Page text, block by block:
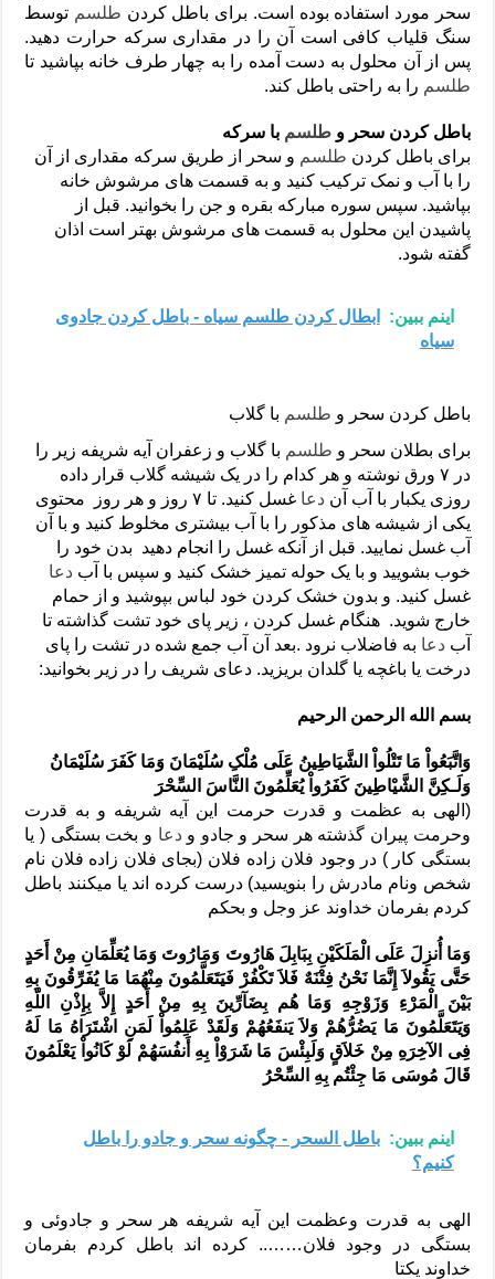
سحر مورد استفاده بوده است. برای باطل کردن طلسم توسط
سنگ قلیاب کافی است آن را در مقداری سرکه حرارت دهید.
پس از آن محلول به دست آمده را به چهار طرف خانه بپاشید تا
طلسم را به راحتی باطل کند.
باطل کردن سحر وطلسم با سرکه
برای باطل کردن طلسم و سحر از طریق سرکه مقداری از آن
را با آب و نمک ترکیب کنید و به قسمت های مرشوش خانه
بپاشید. سپس سوره مبارکه بقره و جن را بخوانید. قبل از
پاشیدن این محلول به قسمت های مرشوش بهتر است اذان
گفته شود.
اینم ببین:
ابطال کردن طلسم سیاه - باطل کردن جادوی
سیاه
باطل کردن سحر و طلسم با گلاب
برای بطلان سحر و طلسم با گلاب و زعفران آیه شریفه زیر را
در ۷ ورق نوشته و هر کدام را در یک شیشه گلاب قرار داده
روزی یکبار با آب آندعا
غسل کنید. تا ۷ روز و هر روز محتوی
یکی از شیشه های مذکور را با آب بیشتری مخلوط کنید و با آن
آب غسل نمایید. قبل از آنکه غسل را انجام دهید بدن خود را
خوب بشویید و با یک حوله تمیز خشک کنید و سپس با آبدعا
غسل کنید. و بدون خشک کردن خود لباس بپوشید و از حمام
خارج شوید. هنگام غسل کردن ، زیر پای خود تشت گذاشته تا
آبدعا به فاضلاب نرود .بعد آن آب جمع شده در تشت را پای
درخت یا باغچه یا گلدان بریزید. دعای شریف را در زیر بخوانید:
بسم الله الرحمن الرحیم
وَاتَّبَعُواْ مَا تَتْلُواْ الشَّیَاطِینُ عَلَى مُلْکِ سُلَیْمَانَ وَمَا کَفَرَ سُلَیْمَانُ
وَلَـکِنَّ الشَّیْاطِینَ کَفَرُواْ یُعَلِّمُونَ النَّاسَ السِّحْرَ
(الهی به عظمت و قدرت حرمت این آیه شریفه و به قدرت
وحرمت پیران گذشته هر سحر و جادو ودعا و بخت بستگی ( یا
بستگی کار ) در وجود فلان زاده فلان (بجای فلان زاده فلان نام
شخص ونام مادرش را بنویسید) درست کرده اند یا میکنند باطل
کردم بفرمان خداوند عز وجل و بحکم
وَمَا أُنزِلَ عَلَى الْمَلَکَیْنِ بِبَابِلَ هَارُوتَ وَمَارُوتَ وَمَا یُعَلِّمَانِ مِنْ أَحَدٍ
حَتَّى یَقُولاَ إِنَّمَا نَحْنُ فِتْنَهٌ فَلاَ تَکْفُرْ فَیَتَعَلَّمُونَ مِنْهُمَا مَا یُفَرِّقُونَ بِهِ
بَیْنَ الْمَرْءِ وَزَوْجِهِ وَمَا هُم بِضَآرِّینَ بِهِ مِنْ أَحَدٍ إِلاَّ بِإِذْنِ اللّهِ
وَیَتَعَلَّمُونَ مَا یَضُرُّهُمْ وَلاَ یَنفَعُهُمْ وَلَقَدْ عَلِمُواْ لَمَنِ اشْتَرَاهُ مَا لَهُ
فِی الآخِرَهِ مِنْ خَلاَقٍ وَلَبِئْسَ مَا شَرَوْاْ بِهِ أَنفُسَهُمْ لَوْ کَانُواْ یَعْلَمُونَ
قَالَ مُوسَى مَا جِئْتُم بِهِ السِّحْرُ
اینم ببین: باطل السحر - چگونه سحر و جادو را باطل
کنیم؟
الهی به قدرت وعظمت این آیه شریفه هر سحر و جادوئی و
بستگی در وجود فلان…….. کرده اند باطل کردم بفرمان
خداوند یکتا